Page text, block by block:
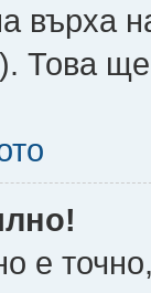
върха
Това
е